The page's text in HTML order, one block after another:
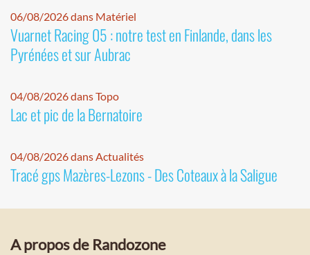
06/08/2026 dans Matériel
Vuarnet Racing 05 : notre test en Finlande, dans les
Pyrénées et sur Aubrac
04/08/2026 dans Topo
Lac et pic de la Bernatoire
04/08/2026 dans Actualités
Tracé gps Mazères-Lezons - Des Coteaux à la Saligue
A propos de Randozone